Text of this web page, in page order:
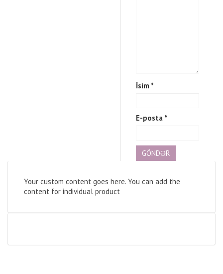
İsim *
E-posta *
Your custom content goes here. You can add the
content for individual product